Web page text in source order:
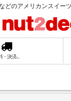
どのアメリカンスイ
・決済...